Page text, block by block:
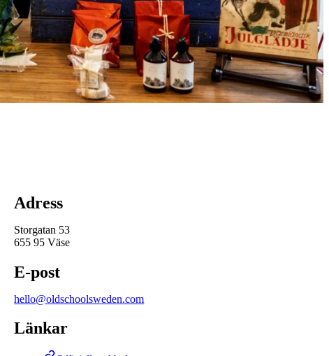
Adress
Storgatan 53
655 95 Väse
E-post
hello@oldschoolsweden.com
Länkar